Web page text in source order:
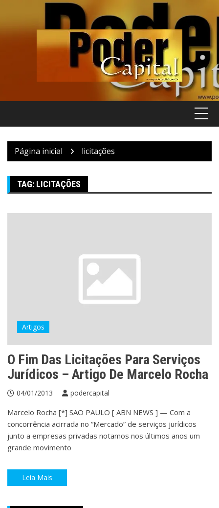
Página inicial licitações
TAG: LICITAÇÕES
Artigos
O Fim Das Licitações Para Serviços
Jurídicos – Artigo De Marcelo Rocha
04/01/2013 podercapital
Marcelo Rocha [*] SÃO PAULO [ ABN NEWS ] — Com a
concorrência acirrada no “Mercado” de serviços jurídicos
junto a empresas privadas notamos nos últimos anos um
grande movimento
Leia Mais